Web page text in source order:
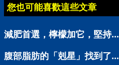
您也可能喜歡這些文章
減肥首選，檸檬加它，堅持...
腹部脂肪的「剋星」找到了...